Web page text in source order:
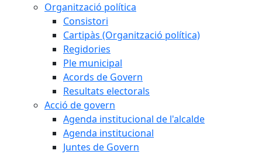
Organització política
Consistori
Cartipàs (Organització política)
Regidories
Ple municipal
Acords de Govern
Resultats electorals
Acció de govern
Agenda institucional de l'alcalde
Agenda institucional
Juntes de Govern